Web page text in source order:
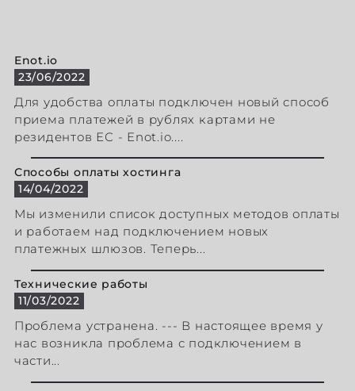
Enot.io
23/06/2022
Для удобства оплаты подключен новый способ
приема платежей в рублях картами не
резидентов ЕС - Enot.io....
Способы оплаты хостинга
14/04/2022
Мы изменили список доступных методов оплаты
и работаем над подключением новых
платежных шлюзов. Теперь...
Технические работы
11/03/2022
Проблема устранена. --- В настоящее время у
нас возникла проблема с подключением в
части...